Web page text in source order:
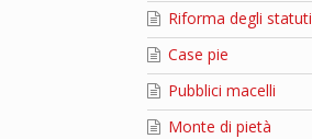
Riforma degli statuti
Case pie
Pubblici macelli
Monte di pietà